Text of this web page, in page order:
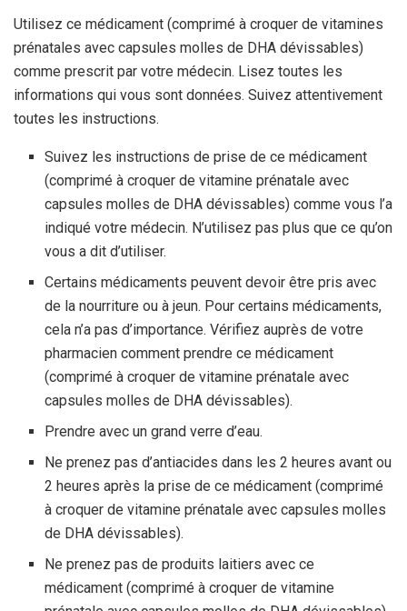
Utilisez ce médicament (comprimé à croquer de vitamines
prénatales avec capsules molles de DHA dévissables)
comme prescrit par votre médecin. Lisez toutes les
informations qui vous sont données. Suivez attentivement
toutes les instructions.
Suivez les instructions de prise de ce médicament
(comprimé à croquer de vitamine prénatale avec
capsules molles de DHA dévissables) comme vous l’a
indiqué votre médecin. N’utilisez pas plus que ce qu’on
vous a dit d’utiliser.
Certains médicaments peuvent devoir être pris avec
de la nourriture ou à jeun. Pour certains médicaments,
cela n’a pas d’importance. Vérifiez auprès de votre
pharmacien comment prendre ce médicament
(comprimé à croquer de vitamine prénatale avec
capsules molles de DHA dévissables).
Prendre avec un grand verre d’eau.
Ne prenez pas d’antiacides dans les 2 heures avant ou
2 heures après la prise de ce médicament (comprimé
à croquer de vitamine prénatale avec capsules molles
de DHA dévissables).
Ne prenez pas de produits laitiers avec ce
médicament (comprimé à croquer de vitamine